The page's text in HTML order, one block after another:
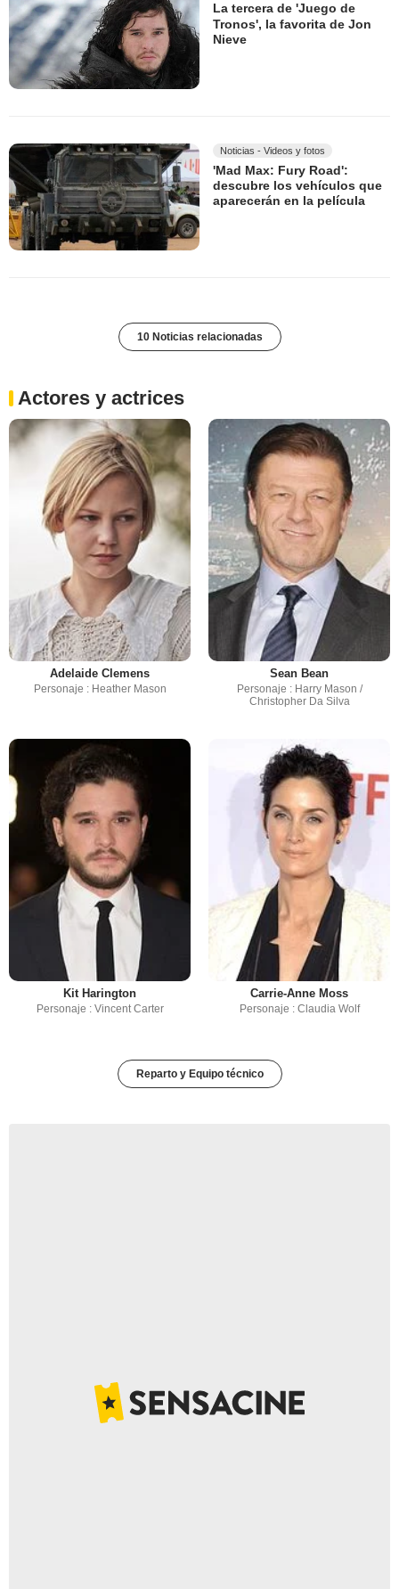
La tercera de 'Juego de
Tronos', la favorita de Jon
Nieve
Noticias - Videos y fotos
'Mad Max: Fury Road':
descubre los vehículos que
aparecerán en la película
10 Noticias relacionadas
Actores y actrices
Adelaide Clemens
Personaje : Heather Mason
Sean Bean
Personaje : Harry Mason /
Christopher Da Silva
Kit Harington
Personaje : Vincent Carter
Carrie-Anne Moss
Personaje : Claudia Wolf
Reparto y Equipo técnico